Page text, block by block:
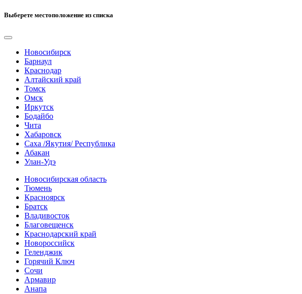
Выберете местоположение из списка
Новосибирск
Барнаул
Краснодар
Алтайский край
Томск
Омск
Иркутск
Бодайбо
Чита
Хабаровск
Саха /Якутия/ Республика
Абакан
Улан-Удэ
Новосибирская область
Тюмень
Красноярск
Братск
Владивосток
Благовещенск
Краснодарский край
Новороссийск
Геленджик
Горячий Ключ
Сочи
Армавир
Анапа